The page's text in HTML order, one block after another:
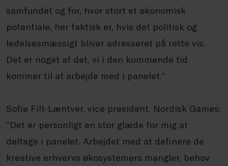
samfundet og for, hvor stort et økonomisk
potentiale, her faktisk er, hvis det politisk og
ledelsesmæssigt bliver adresseret på rette vis.
Det er noget af det, vi i den kommende tid
kommer til at arbejde med i panelet.”
Sofie Filt-Læntver, vice president, Nordisk Games:
”Det er personligt en stor glæde for mig at
deltage i panelet. Arbejdet med at definere de
kreative erhvervs økosystemers mangler, behov